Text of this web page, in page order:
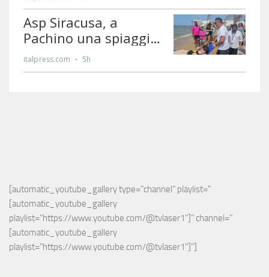
[automatic_youtube_gallery type="channel" playlist="
[automatic_youtube_gallery
playlist="https://www.youtube.com/@tvlaser1"]" channel="
[automatic_youtube_gallery
playlist="https://www.youtube.com/@tvlaser1"]"]